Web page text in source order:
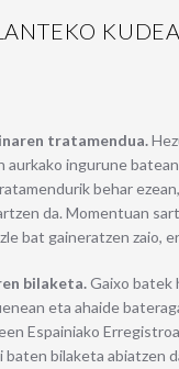
tratamendua.
aurkako ingurune
behar
da. Momentuan
bat gaineratzen zaio,
bilaketa.Gaixo batek
eta ahaide
Espainiako
baten bilaketa abiatzen